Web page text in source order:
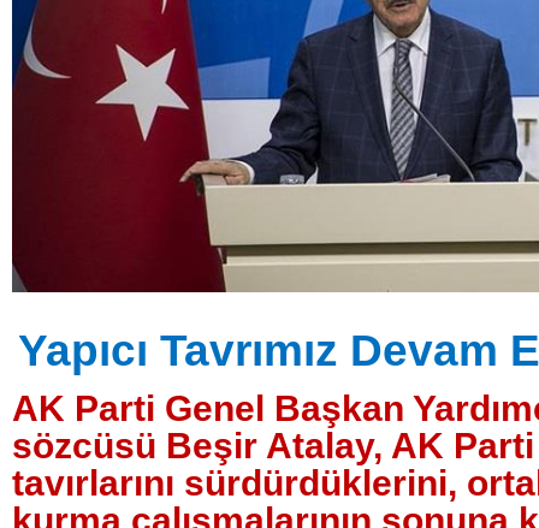
Yapıcı Tavrımız Devam
AK Parti Genel Başkan
sözcüsü Beşir Atalay, AK Parti
tavırlarını sürdürdüklerini,